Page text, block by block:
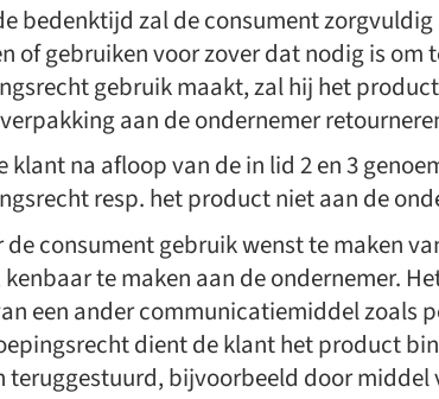
bedenktijd zal de consument
of gebruiken voor zover dat nodig is
gebruik maakt, zal hij het
aan de ondernemer
klant na afloop van de in lid 2 en 3
resp. het product niet aan de
de consument gebruik wenst te maken
te maken aan de ondernemer.
een ander communicatiemiddel zoals
dient de klant het product
bijvoorbeeld door middel